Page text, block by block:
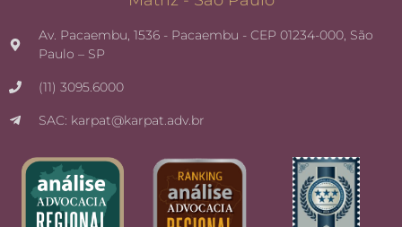
Av. Pacaembu, 1536 - Pacaembu - CEP 01234-000, São
Paulo – SP
(11) 3095.6000
SAC: karpat@karpat.adv.br